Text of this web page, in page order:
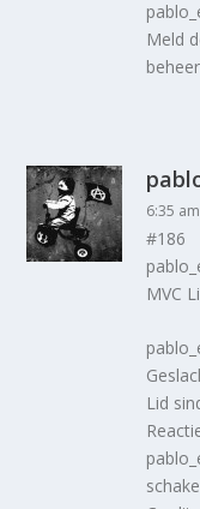
Meld
6:35 am
#186
MVC
Lid